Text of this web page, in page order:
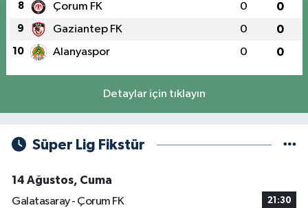
8 Çorum FK 0 0
9 Gaziantep FK 0 0
10 Alanyaspor 0 0
Detaylar için tıklayın
Süper Lig Fikstür
14 Ağustos, Cuma
Galatasaray - Çorum FK
21:30